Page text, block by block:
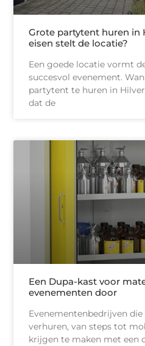
Grote partytent huren in
eisen stelt de locatie?
Een goede locatie vormt
succesvol evenement.
partytent te huren in
dat de
Een Dupa-kast voor
evenementen door
Evenementenbedrijven
verhuren, van steps tot
krijgen te maken met een